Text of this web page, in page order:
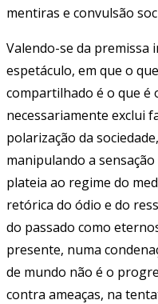
mentiras e convulsão
Valendo-se da premissa
espetáculo, em que o
compartilhado é o que é
necessariamente exclui
polarização da
manipulando a
plateia ao regime do
retórica do ódio e do
do passado como
presente, numa
de mundo não é o
contra ameaças, na